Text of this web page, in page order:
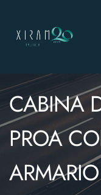
CABINA
PROA
ARMARIO